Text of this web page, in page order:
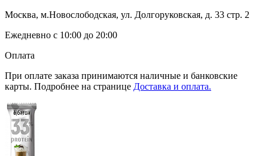
Москва, м.Новослободская, ул. Долгоруковская, д. 33 стр. 2
Ежедневно с 10:00 до 20:00
Оплата
При оплате заказа принимаются наличные и банковские
карты. Подробнее на странице Доставка и оплата.